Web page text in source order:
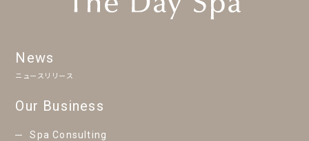
News
ニュースリリース
Our Business
Spa Consulting